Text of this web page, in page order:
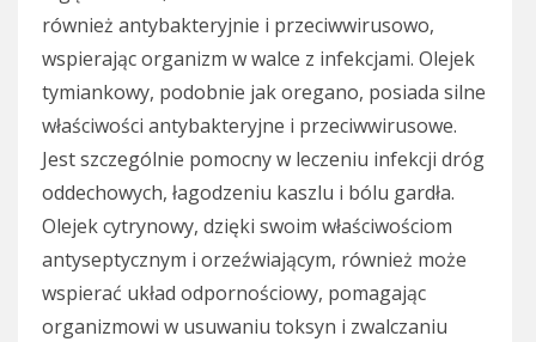
również antybakteryjnie i przeciwwirusowo,
wspierając organizm w walce z infekcjami. Olejek
tymiankowy, podobnie jak oregano, posiada silne
właściwości antybakteryjne i przeciwwirusowe.
Jest szczególnie pomocny w leczeniu infekcji dróg
oddechowych, łagodzeniu kaszlu i bólu gardła.
Olejek cytrynowy, dzięki swoim właściwościom
antyseptycznym i orzeźwiającym, również może
wspierać układ odpornościowy, pomagając
organizmowi w usuwaniu toksyn i zwalczaniu